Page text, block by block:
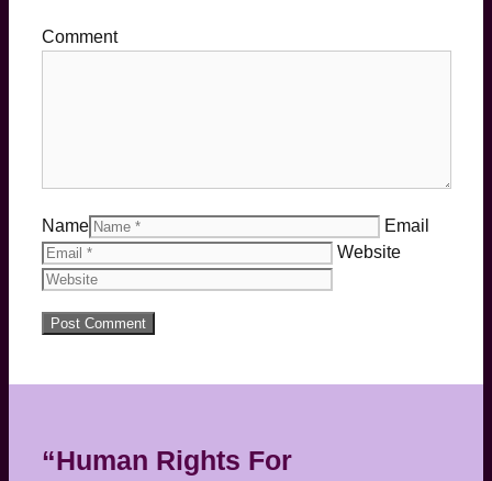
Comment
Name
Email
Website
“Human Rights For